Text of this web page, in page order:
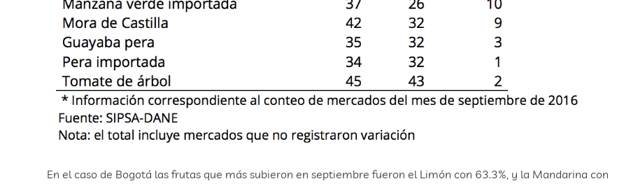
En el caso de Bogotá las frutas que más subieron en septiembre fueron el Limón con 63.3%, y la Mandarina con